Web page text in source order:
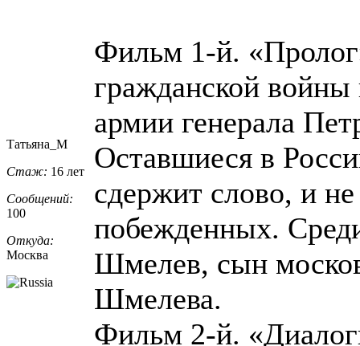
Татьяна_М
Стаж: 16 лет
Сообщений:
100
Откуда:
Москва
Фильм 1-й.
гражданской войны
армии генерала
Оставшиеся в
сдержит слово, и не
побежденных.
Шмелев, сын
Шмелева.
Фильм 2-й.